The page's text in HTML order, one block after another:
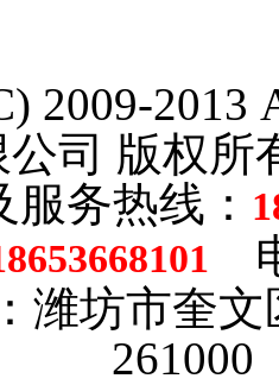
2009-2013
公司 版权
服务热线：
潍坊市奎